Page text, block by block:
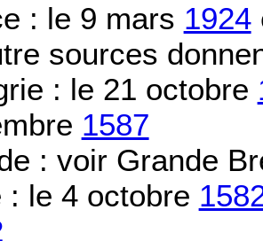
: le 9 mars 1924
sources
: le 21 octobre
1587
: voir Grande
: le 4 octobre